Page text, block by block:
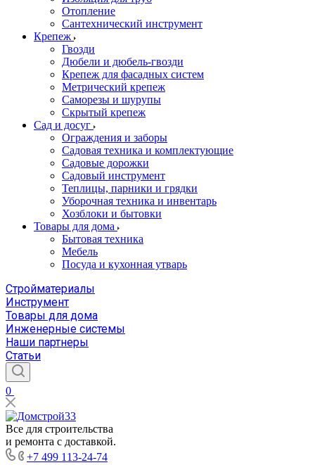
Отопление
Сантехнический инструмент
Крепеж
Гвозди
Дюбели и дюбель-гвозди
Крепеж для фасадных систем
Метрический крепеж
Саморезы и шурупы
Скрытый крепеж
Сад и досуг
Ограждения и заборы
Садовая техника и комплектующие
Садовые дорожки
Садовый инструмент
Теплицы, парники и грядки
Уборочная техника и инвентарь
Хозблоки и бытовки
Товары для дома
Бытовая техника
Мебель
Посуда и кухонная утварь
Стройматериалы
Инструмент
Товары для дома
Инженерные системы
Наши партнеры
Статьи
0
Все для строительства
и ремонта с доставкой.
+7 499 113-24-74